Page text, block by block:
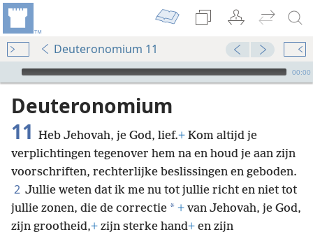
Deuteronomium 11
Audio Player
00:00
Deuteronomium
11 Heb Jehovah, je God, lief.+ Kom altijd je
verplichtingen tegenover hem na en houd je aan zijn
voorschriften, rechterlijke beslissingen en geboden.
2 Jullie weten dat ik me nu tot jullie richt en niet tot
jullie zonen, die de correctie * + van Jehovah, je God,
zijn grootheid,+ zijn sterke hand+ en zijn